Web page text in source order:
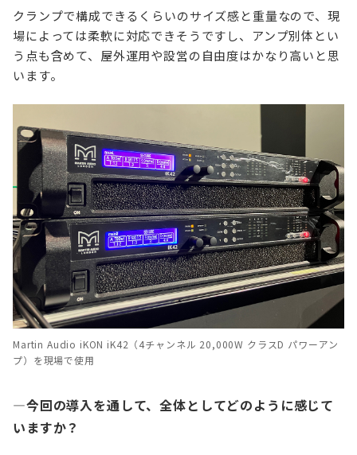
クランプで構成できるくらいのサイズ感と重量なので、現
場によっては柔軟に対応できそうですし、アンプ別体とい
う点も含めて、屋外運用や設営の自由度はかなり高いと思
います。
Martin Audio iKON iK42（4チャンネル 20,000W クラスD パワーアン
プ）を現場で使用
—今回の導入を通して、全体としてどのように感じて
いますか？